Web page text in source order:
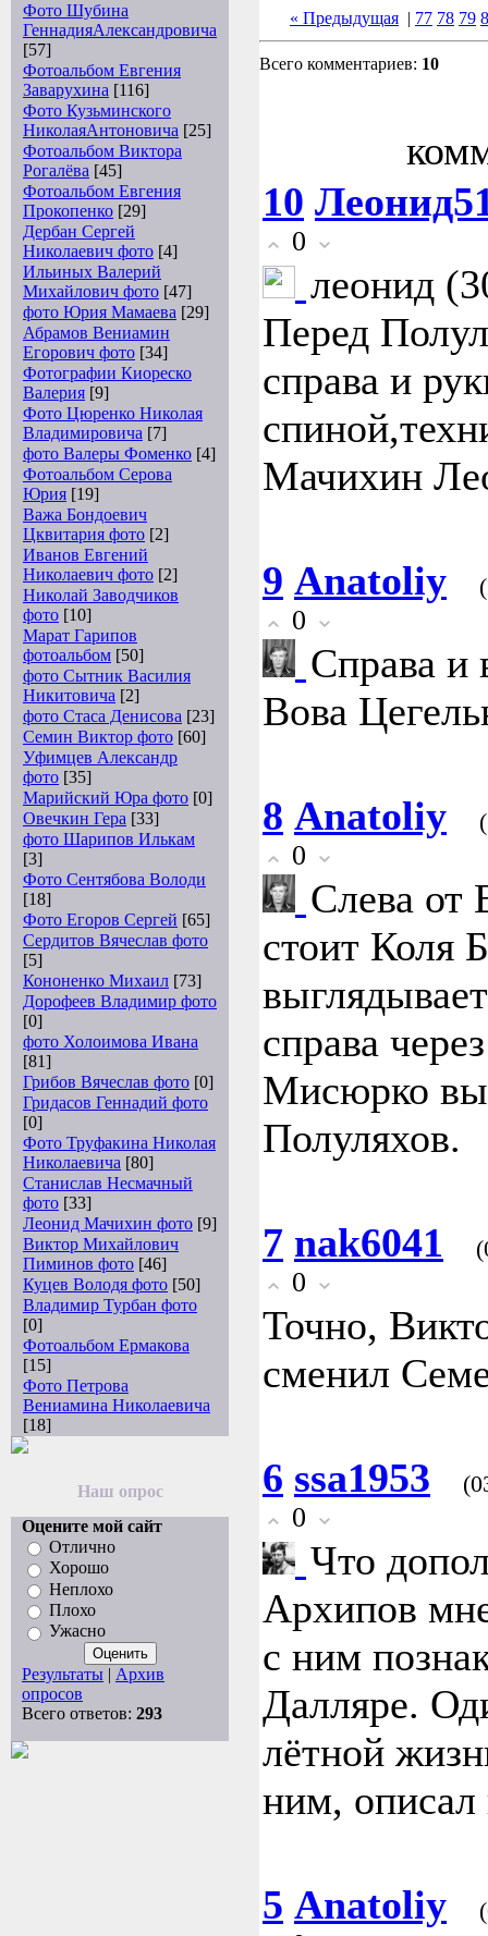
Фото Шубина
ГеннадияАлександровича
[57]
Фотоальбом Евгения
Заварухина [116]
Фото Кузьминского
НиколаяАнтоновича [25]
Фотоальбом Виктора
Рогалёва [45]
Фотоальбом Евгения
Прокопенко [29]
Дербан Сергей
Николаевич фото [4]
Ильиных Валерий
Михайлович фото [47]
фото Юрия Мамаева [29]
Абрамов Вениамин
Егорович фото [34]
Фотографии Киореско
Валерия [9]
Фото Цюренко Николая
Владимировича [7]
фото Валеры Фоменко [4]
Фотоальбом Серова
Юрия [19]
Важа Бондоевич
Цквитария фото [2]
Иванов Евгений
Николаевич фото [2]
Николай Заводчиков
фото [10]
Марат Гарипов
фотоальбом [50]
фото Сытник Василия
Никитовича [2]
фото Стаса Денисова [23]
Семин Виктор фото [60]
Уфимцев Александр
фото [35]
Марийский Юра фото [0]
Овечкин Гера [33]
фото Шарипов Илькам
[3]
Фото Сентябова Володи
[18]
Фото Егоров Сергей [65]
Сердитов Вячеслав фото
[5]
Кононенко Михаил [73]
Дорофеев Владимир фото
[0]
фото Холоимова Ивана
[81]
Грибов Вячеслав фото [0]
Гридасов Геннадий фото
[0]
Фото Труфакина Николая
Николаевича [80]
Станислав Несмачный
фото [33]
Леонид Мачихин фото [9]
Виктор Михайлович
Пиминов фото [46]
Куцев Володя фото [50]
Владимир Турбан фото
[0]
Фотоальбом Ермакова
[15]
Фото Петрова
Вениамина Николаевича
[18]
Наш опрос
Оцените мой сайт
Отлично
Хорошо
Неплохо
Плохо
Ужасно
Результаты | Архив
опросов
Всего ответов: 293
« Предыдущая | 77 78 79
Всего комментариев: 10
10
0
леонид
Перед
справа и
Мачихин
9 Anatoliy
0
Справа и
Вова
8 Anatoliy
0
Слева от
стоит Коля
справа
Мисюрко
Полуляхов.
7 nak6041
0
Точно,
сменил
6 ssa1953
0
Что
Архипов
с ним
Далляре.
лётной
ним, описал
5 Anatoliy